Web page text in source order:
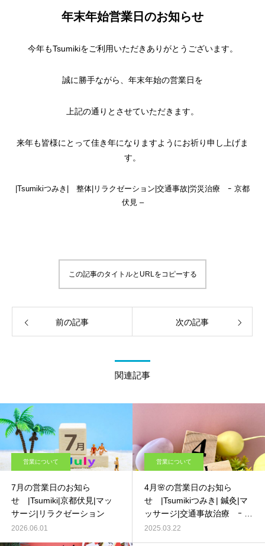
年末年始営業日のお知らせ
今年もTsumikiをご利用いただきありがとうございます。
誠に勝手ながら、年末年始の営業日を
上記の通りとさせていただきます。
来年も皆様にとって佳き年になりますようにお祈り申し上げま
す。
|Tsumikiつみき| 整体|リラクゼーション|交通事故|労災治療 ｰ 京都
伏見 –
この記事のタイトルとURLをコピーする
前の記事 次の記事
関連記事
営業について
7月の営業日のお知ら
せ |Tsumiki|京都伏見|マッ
サージ|リラクゼーション
2026.06.01
営業について
4月🌸の営業日のお知ら
せ |Tsumikiつみき| 鍼灸|マ
ッサージ|交通事故治療 ｰ 京
都 伏見 –
2025.03.22